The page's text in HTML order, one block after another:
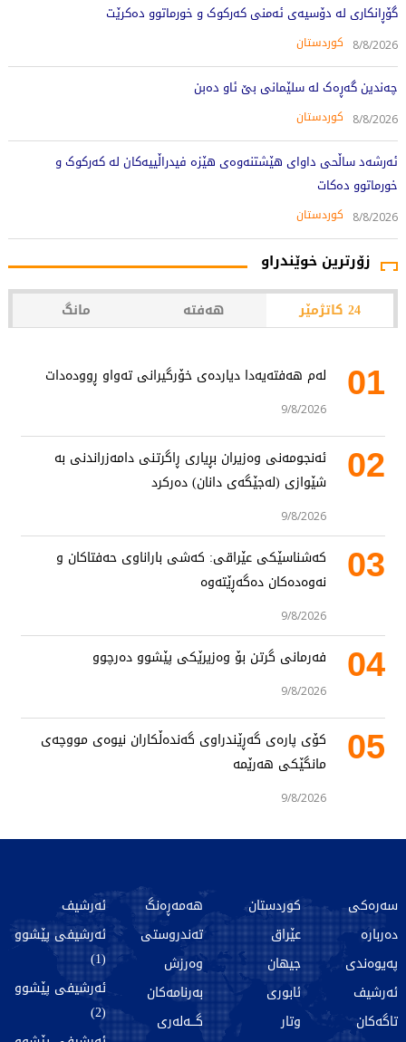
گۆڕانکاری لە دۆسیەی ئەمنی کەرکوک و خورماتوو دەکرێت
8/8/2026 کوردستان
چەندین گەڕەک لە سلێمانی بێ ئاو دەبن
8/8/2026 کوردستان
ئەرشەد ساڵحی داوای هێشتنەوەی هێزە فیدراڵییەکان لە کەرکوک و
خورماتوو دەکات
8/8/2026 کوردستان
زۆرترین خوێندراو
24 کاتژمێر هەفتە مانگ
01 لەم هەفتەیەدا دیاردەی خۆرگیرانی تەواو ڕوودەدات
9/8/2026
02
ئەنجومەنی وەزیران بڕیاری ڕاگرتنی دامەزراندنی بە
شێوازی (لەجێگەی دانان) دەرکرد
9/8/2026
03
کەشناسێکی عێراقی: کەشی باراناوی حەفتاکان و
نەوەدەکان دەگەڕێتەوە
9/8/2026
04 فەرمانی گرتن بۆ وەزیرێکی پێشوو دەرچوو
9/8/2026
05
کۆی پارەی گەڕێندراوی گەندەڵکاران نیوەی مووچەی
مانگێکی هەرێمە
9/8/2026
سەرەکی
دەربارە
پەیوەندی
ئەرشیف
تاگەکان
کوردستان
عێراق
جیهان
ئابوری
وتار
هەمەڕەنگ
تەندروستی
وەرزش
بەرنامەکان
گـــەلەری
ئەرشیف
ئەرشیفی پێشوو
(1)
ئەرشیفی پێشوو
(2)